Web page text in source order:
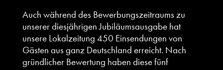
Auch während des Bewerbungszeitraums zu
unserer diesjährigen Jubiläumsausgabe hat
unsere Lokalzeitung 450 Einsendungen von
Gästen aus ganz Deutschland erreicht. Nach
gründlicher Bewertung haben diese fünf